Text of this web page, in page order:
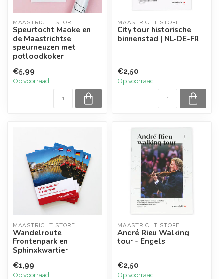
MAASTRICHT STORE
Speurtocht Maoke en
de Maastrichtse
speurneuzen met
potloodkoker
€5,99
Op voorraad
MAASTRICHT STORE
City tour historische
binnenstad | NL-DE-FR
€2,50
Op voorraad
MAASTRICHT STORE
Wandelroute
Frontenpark en
Sphinxkwartier
€1,99
Op voorraad
MAASTRICHT STORE
André Rieu Walking
tour - Engels
€2,50
Op voorraad